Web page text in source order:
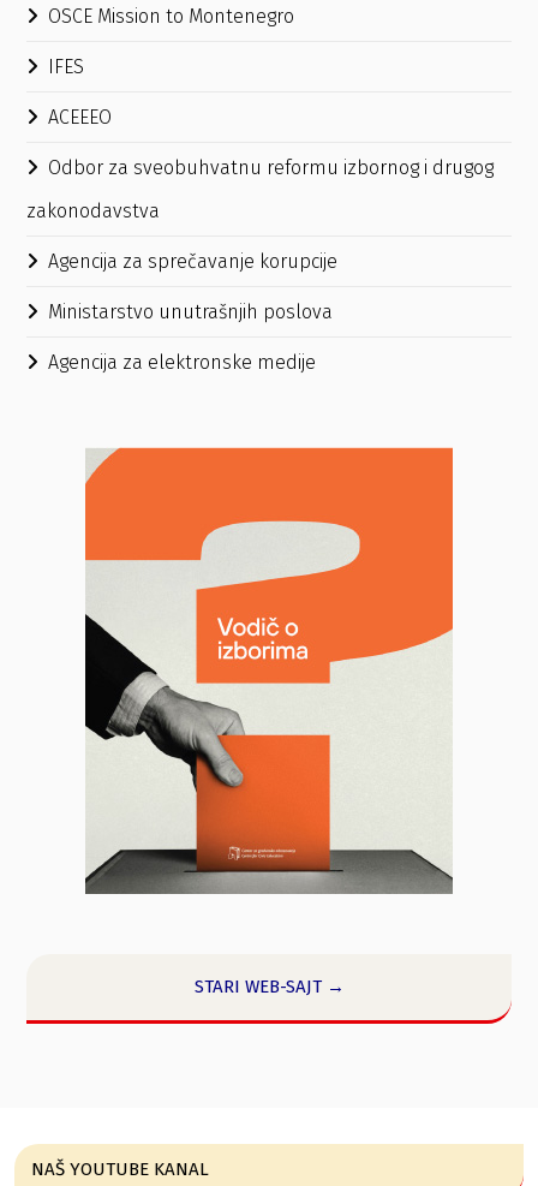
OSCE Mission to Montenegro
IFES
ACEEEO
Odbor za sveobuhvatnu reformu izbornog i drugog
zakonodavstva
Agencija za sprečavanje korupcije
Ministarstvo unutrašnjih poslova
Agencija za elektronske medije
STARI WEB-SAJT →
NAŠ YOUTUBE KANAL